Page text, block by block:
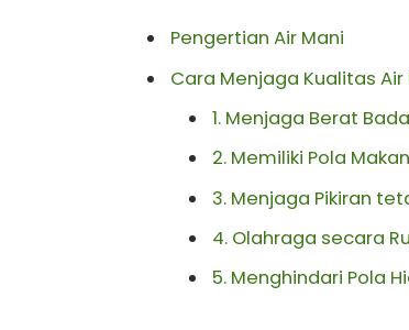
Pengertian Air Mani
Cara Menjaga Kualitas Air
1. Menjaga Berat
2. Memiliki Pola
3. Menjaga Pikiran
4. Olahraga secara
5. Menghindari Pola